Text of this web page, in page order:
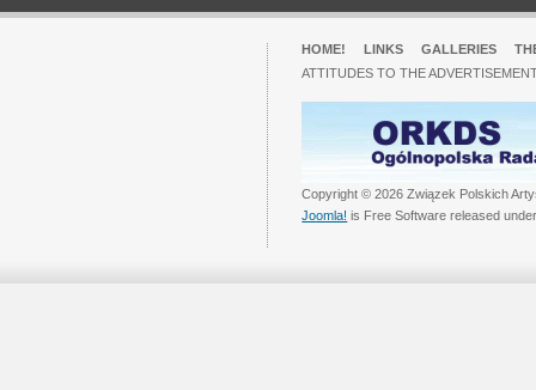
HOME! LINKS GALLERIES
ATTITUDES TO THE
Copyright © 2026 Związek Polskich
Joomla! is Free Software released